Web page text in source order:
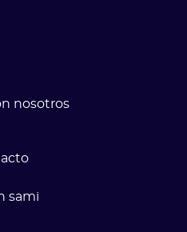
nosotros
sami